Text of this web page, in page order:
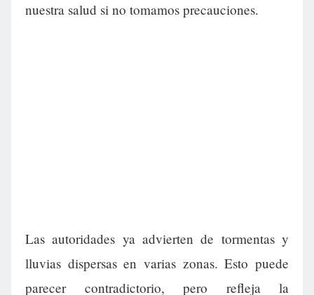
nuestra salud si no tomamos precauciones.
Las autoridades ya advierten de tormentas y
lluvias dispersas en varias zonas. Esto puede
parecer contradictorio, pero refleja la